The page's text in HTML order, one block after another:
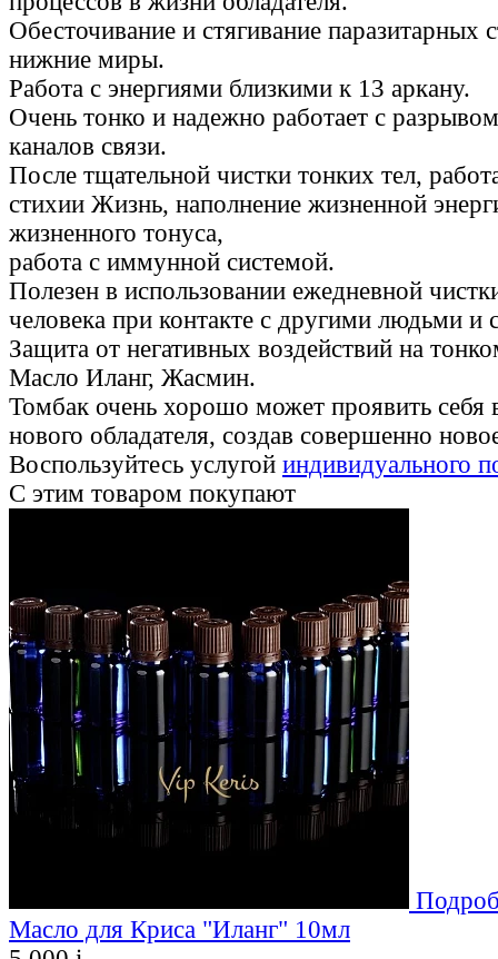
Обесточивание и стягивание паразитарных
нижние миры.
Работа с энергиями близкими к 13 аркану.
Очень тонко и надежно работает с
каналов связи.
После тщательной чистки тонких тел,
стихии Жизнь, наполнение жизненной
жизненного тонуса,
работа с иммунной системой.
Полезен в использовании ежедневной
человека при контакте с другими людьми и
Защита от негативных воздействий на
Масло Иланг, Жасмин.
Томбак очень хорошо может проявить себя
нового обладателя, создав совершенно
Воспользуйтесь услугой индивидуального
С этим товаром покупают
Масло для Криса "Иланг" 10мл